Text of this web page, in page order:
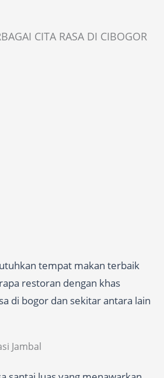
CITA RASA DI CIBOGOR
tempat makan terbaik
restoran dengan khas
di bogor dan sekitar antara lain
Jambal